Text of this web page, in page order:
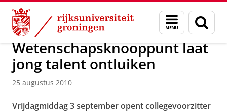
Skip
Content
Skip
Navigation
Menu
en
zoeken
Over ons Actueel Nieuws Nieuwsberichten
Wetenschapsknooppunt laat
jong talent ontluiken
25 augustus 2010
Vrijdagmiddag 3 september opent collegevoorzitter